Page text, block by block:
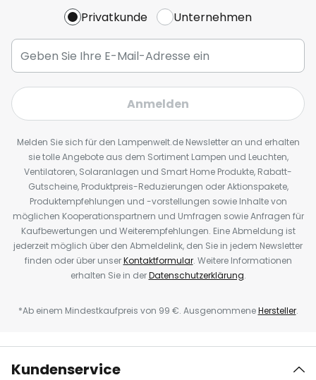
Privatkunde Unternehmen
Anmelden
Melden Sie sich für den Lampenwelt.de Newsletter an und erhalten
sie tolle Angebote aus dem Sortiment Lampen und Leuchten,
Ventilatoren, Solaranlagen und Smart Home Produkte, Rabatt-
Gutscheine, Produktpreis-Reduzierungen oder Aktionspakete,
Produktempfehlungen und -vorstellungen sowie Inhalte von
möglichen Kooperationspartnern und Umfragen sowie Anfragen für
Kaufbewertungen und Weiterempfehlungen. Eine Abmeldung ist
jederzeit möglich über den Abmeldelink, den Sie in jedem Newsletter
finden oder über unserKontaktformular. Weitere Informationen
erhalten Sie in derDatenschutzerklärung.
*Ab einem Mindestkaufpreis von 99 €. AusgenommeneHersteller.
Kundenservice